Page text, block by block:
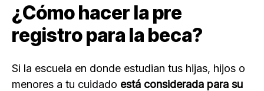
¿Cómo hacer la pre
registro para la beca?
Si la escuela en donde estudian tus hijas, hijos o
menores a tu cuidado está considerada para su